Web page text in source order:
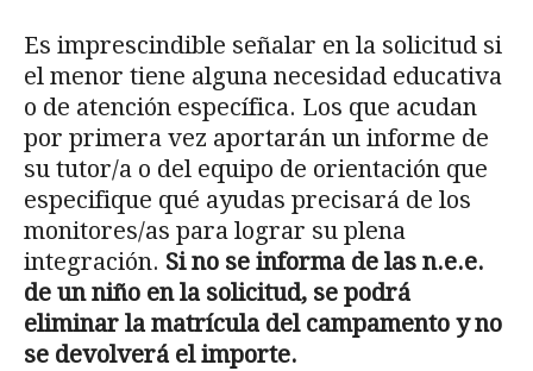
Es imprescindible señalar en la solicitud si
el menor tiene alguna necesidad educativa
o de atención específica. Los que acudan
por primera vez aportarán un informe de
su tutor/a o del equipo de orientación que
especifique qué ayudas precisará de los
monitores/as para lograr su plena
integración. Si no se informa de las n.e.e.
de un niño en la solicitud, se podrá
eliminar la matrícula del campamento y no
se devolverá el importe.